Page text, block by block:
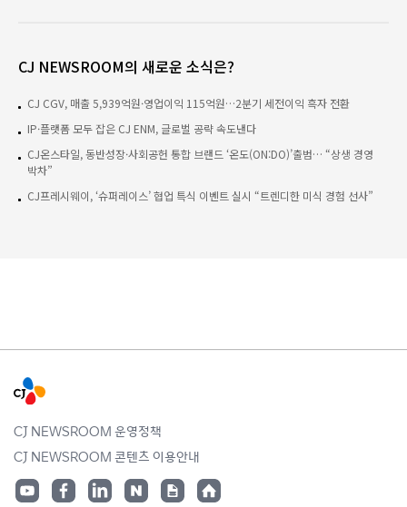
CJ NEWSROOM의 새로운 소식은?
CJ CGV, 매출 5,939억원·영업이익 115억원…2분기 세전이익 흑자 전환
IP·플랫폼 모두 잡은 CJ ENM, 글로벌 공략 속도낸다
CJ온스타일, 동반성장·사회공헌 통합 브랜드 ‘온도(ON:DO)’출범… “상생 경영
박차”
CJ프레시웨이, ‘슈퍼레이스’ 협업 특식 이벤트 실시 “트렌디한 미식 경험 선사”
CJ NEWSROOM 운영정책
CJ NEWSROOM 콘텐츠 이용안내